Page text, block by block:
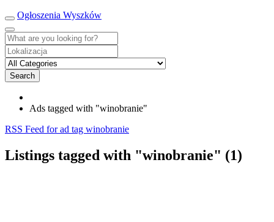
Ogłoszenia Wyszków
Search
Ads tagged with "winobranie"
RSS Feed for ad tag winobranie
Listings tagged with "winobranie" (1)